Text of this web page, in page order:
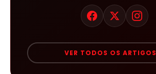
VER TODOS OS ARTIGOS